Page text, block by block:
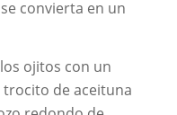
convierta en un
ojitos con un
de aceituna